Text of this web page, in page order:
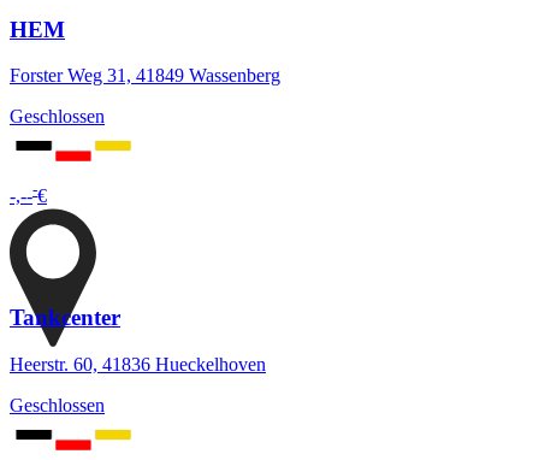
HEM
Forster Weg 31, 41849 Wassenberg
Geschlossen
-,---€
Tankcenter
Heerstr. 60, 41836 Hueckelhoven
Geschlossen